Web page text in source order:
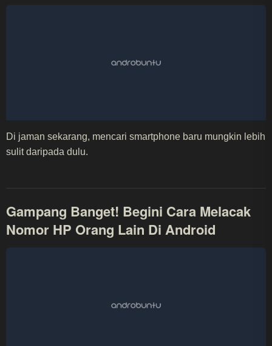
Di jaman sekarang, mencari smartphone baru mungkin lebih
sulit daripada dulu.
Gampang Banget! Begini Cara Melacak
Nomor HP Orang Lain Di Android